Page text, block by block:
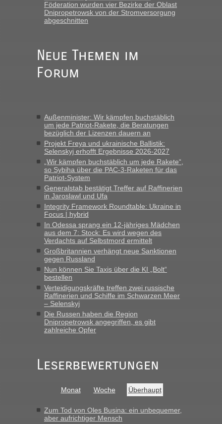
Grenzübergang zwischen Polen und der Ukraine
geht es am schnellsten?
Früh. Mit sehr sehr wenig Verkehr, super bis zur Grenze. Nur
8 PKW vor der Schranke....“
„Gestern 6 Stunden warten vor der Grenze Richtung Polen
in Krakowez mit dem Kleinbus. Abfertigung ging dann
schnell da auch Passagiere mit EU-Pass dabei waren“
Bernd D-UAinBerichte und Reisetipps • Re: An
welchem Grenzübergang zwischen Polen und
der Ukraine geht es am schnellsten?
„Bin am Montag 15.6.26 um 8 Uhr in Urgyniw ausgereist,
das erste Mal an einem Montagmorgen ca. 15 Fahrzeuge
vor mir, bin sonst der Erste oder Zweite, egal, nach ca 20
Minuten wurde dann die nächste Welle...“
Berichte und Reisetipps • Re: An welchem
Grenzübergang zwischen Polen und der Ukraine
geht es am schnellsten?
„Derzeit, ist es überall sehr voll an den Grenzen Ukraine/
Polen. Zb. Krakovets 100 PKW ca. 10 h Wartezeit. Wollen
Montag rüber, versuchen es sehr früh.“
Föderation wurden vier Bezirke der Oblast
Dnipropetrowsk von der Stromversorgung
abgeschnitten
Neue Themen im
Forum
Außenminister: Wir kämpfen buchstäblich
um jede Patriot-Rakete, die Beratungen
bezüglich der Lizenzen dauern an
Projekt Freya und ukrainische Ballistik:
Selenskyj erhofft Ergebnisse 2026-2027
„Wir kämpfen buchstäblich um jede Rakete“,
so Sybiha über die PAC-3-Raketen für das
Patriot-System
Generalstab bestätigt Treffer auf Raffinerien
in Jaroslawl und Ufa
Integrity Framework Roundtable: Ukraine in
Focus | hybrid
In Odessa sprang ein 12-jähriges Mädchen
aus dem 7: Stock: Es wird wegen des
Verdachts auf Selbstmord ermittelt
Großbritannien verhängt neue Sanktionen
gegen Russland
Nun können Sie Taxis über die KI „Bolt“
bestellen
Verteidigungskräfte treffen zwei russische
Raffinerien und Schiffe im Schwarzen Meer
– Selenskyj
Die Russen haben die Region
Dnipropetrowsk angegriffen, es gibt
zahlreiche Opfer
Leserbewertungen
Monat Woche Überhaupt
Zum Tod von Oles Busina: ein unbequemer,
aber aufrichtiger Mensch